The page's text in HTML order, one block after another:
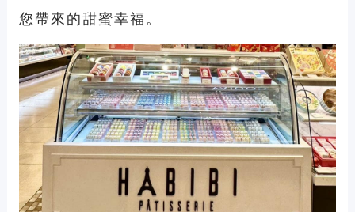
您帶來的甜蜜幸福。